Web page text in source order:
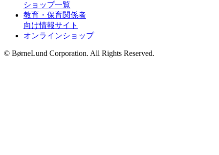
ショップ一覧
教育・保育関係者
向け情報サイト
オンラインショップ
© BørneLund Corporation. All Rights Reserved.